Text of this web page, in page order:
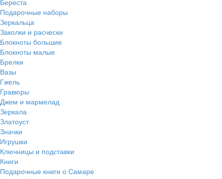
Подарочные наборы
Зеркальца
Заколки и расчески
Блокноты большие
Блокноты малые
Брелки
Вазы
Гжель
Гравюры
Джем и мармелад
Зеркала
Златоуст
Значки
Игрушки
Ключницы и подставки
Книги
Подарочные книги о Самаре